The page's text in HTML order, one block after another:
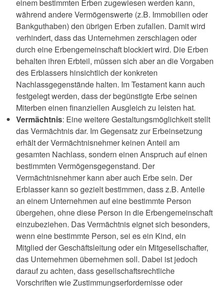
einem bestimmten Erben zugewiesen werden kann,
während andere Vermögenswerte (z.B. Immobilien oder
Bankguthaben) den übrigen Erben zufallen. Damit wird
verhindert, dass das Unternehmen zerschlagen oder
durch eine Erbengemeinschaft blockiert wird. Die Erben
behalten ihren Erbteil, müssen sich aber an die Vorgaben
des Erblassers hinsichtlich der konkreten
Nachlassgegenstände halten. Im Testament kann auch
festgelegt werden, dass der begünstigte Erbe seinen
Miterben einen finanziellen Ausgleich zu leisten hat.
Vermächtnis: Eine weitere Gestaltungsmöglichkeit stellt
das Vermächtnis dar. Im Gegensatz zur Erbeinsetzung
erhält der Vermächtnisnehmer keinen Anteil am
gesamten Nachlass, sondern einen Anspruch auf einen
bestimmten Vermögensgegenstand. Der
Vermächtnisnehmer kann aber auch Erbe sein. Der
Erblasser kann so gezielt bestimmen, dass z.B. Anteile
an einem Unternehmen auf eine bestimmte Person
übergehen, ohne diese Person in die Erbengemeinschaft
einzubeziehen. Das Vermächtnis eignet sich besonders,
wenn eine bestimmte Person, sei es ein Kind, ein
Mitglied der Geschäftsleitung oder ein Mitgesellschafter,
das Unternehmen übernehmen soll. Dabei ist jedoch
darauf zu achten, dass gesellschaftsrechtliche
Vorschriften wie Zustimmungserfordernisse oder